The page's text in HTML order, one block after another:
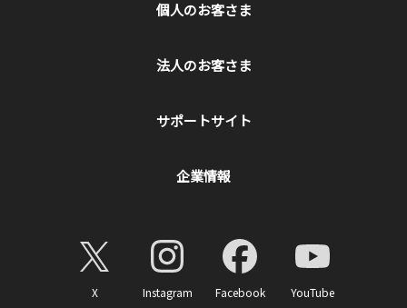
個人のお客さま
法人のお客さま
サポートサイト
企業情報
X Instagram Facebook YouTube